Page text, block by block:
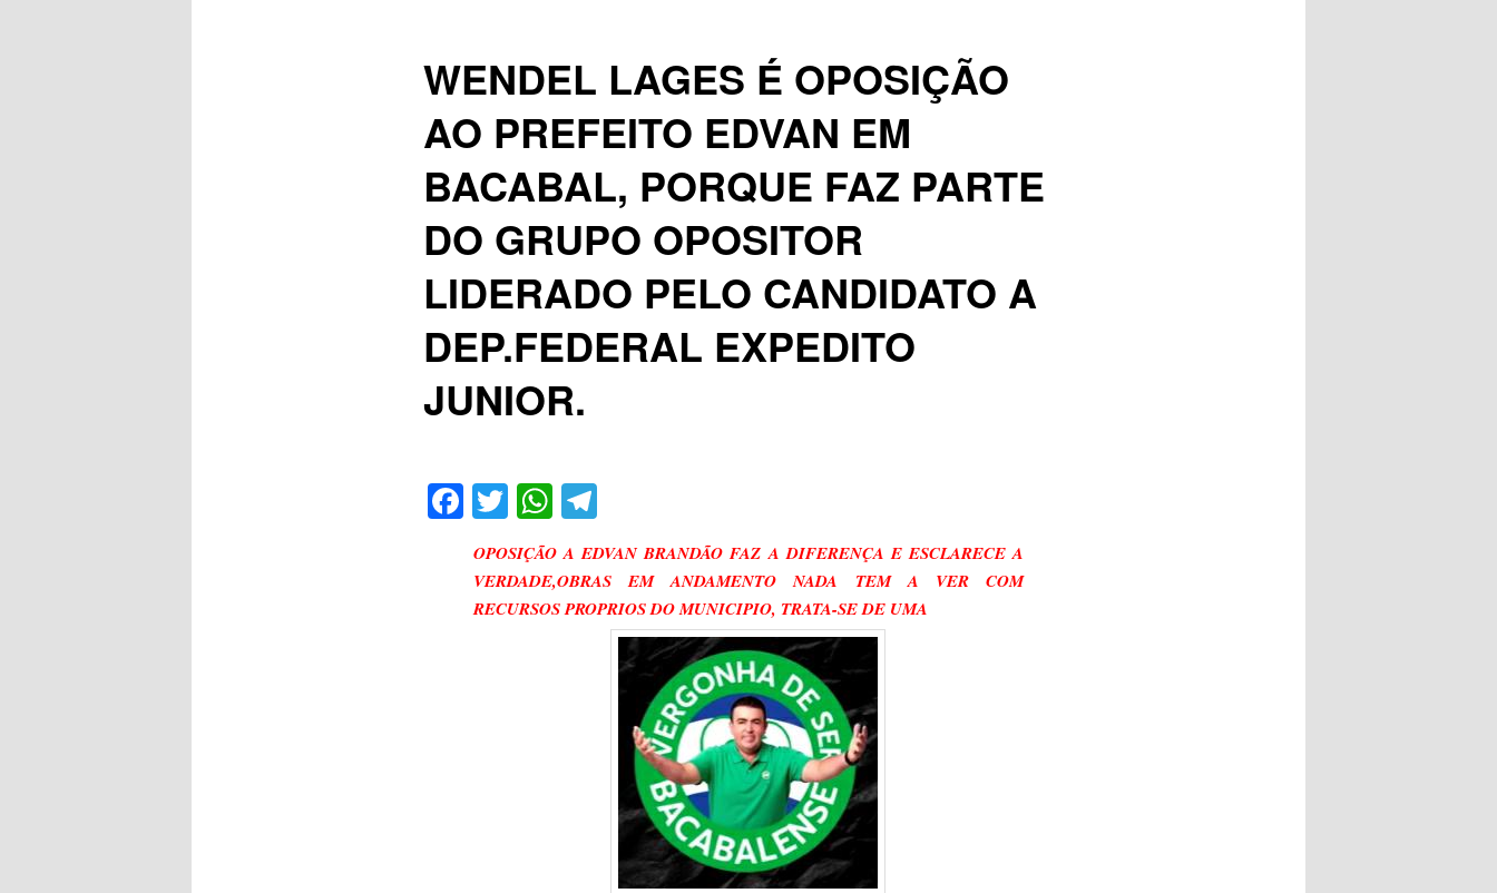
WENDEL LAGES É OPOSIÇÃO
AO PREFEITO EDVAN EM
BACABAL, PORQUE FAZ PARTE
DO GRUPO OPOSITOR
LIDERADO PELO CANDIDATO A
DEP.FEDERAL EXPEDITO
JUNIOR.
Facebook
TwitterWhatsApp
Telegram
OPOSIÇÃO A EDVAN BRANDÃO FAZ A DIFERENÇA E ESCLARECE A
VERDADE,OBRAS EM ANDAMENTO NADA TEM A VER COM
RECURSOS PROPRIOS DO MUNICIPIO, TRATA-SE DE UMA